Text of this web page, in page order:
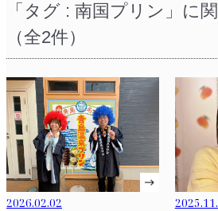
「タグ : 南国プリン」に
（全2件）
2026.02.02